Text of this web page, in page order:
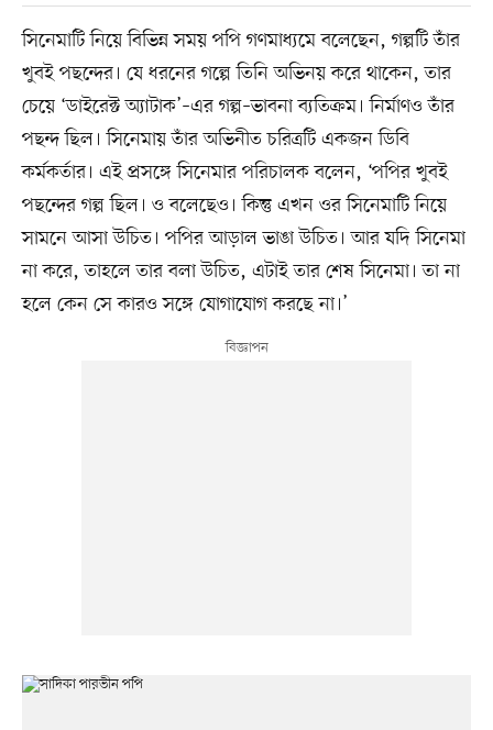
সিনেমাটি নিয়ে বিভিন্ন সময় পপি গণমাধ্যমে বলেছেন, গল্পটি তাঁর
খুবই পছন্দের। যে ধরনের গল্পে তিনি অভিনয় করে থাকেন, তার
চেয়ে ‘ডাইরেক্ট অ্যাটাক’–এর গল্প–ভাবনা ব্যতিক্রম। নির্মাণও তাঁর
পছন্দ ছিল। সিনেমায় তাঁর অভিনীত চরিত্রটি একজন ডিবি
কর্মকর্তার। এই প্রসঙ্গে সিনেমার পরিচালক বলেন, ‘পপির খুবই
পছন্দের গল্প ছিল। ও বলেছেও। কিন্তু এখন ওর সিনেমাটি নিয়ে
সামনে আসা উচিত। পপির আড়াল ভাঙা উচিত। আর যদি সিনেমা
না করে, তাহলে তার বলা উচিত, এটাই তার শেষ সিনেমা। তা না
হলে কেন সে কারও সঙ্গে যোগাযোগ করছে না।’